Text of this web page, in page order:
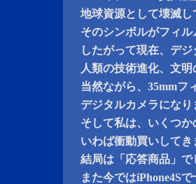
地球資源として壊滅し
そのシンボルがフィ
したがって現在、デ
人類の技術進化、文
当然ながら、35mmフ
デジタルカメラにな
そして私は、いくつ
いわば衝動買いしてき
結局は「応答商品」
また今ではiPhone4S